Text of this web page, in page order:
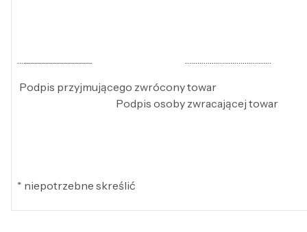
….................................................. ……………………………………
Podpis przyjmującego zwrócony towar
Podpis osoby zwracającej towar
* niepotrzebne skreślić